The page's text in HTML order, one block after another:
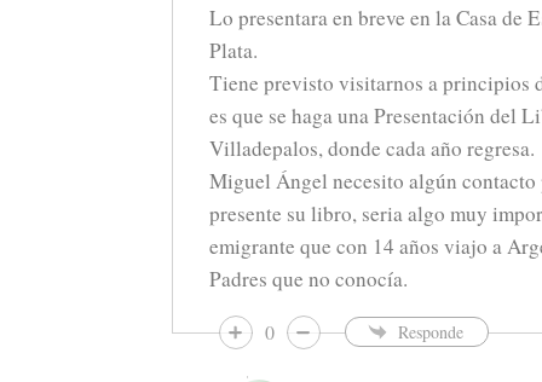
Lo presentara en breve en la Casa de
Plata.
Tiene previsto visitarnos a principios
es que se haga una Presentación del
Villadepalos, donde cada año regresa.
Miguel Ángel necesito algún contacto
presente su libro, seria algo muy
emigrante que con 14 años viajo a
Padres que no conocía.
0 Responde